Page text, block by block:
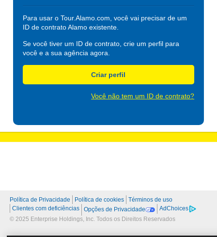
Para usar o Tour.Alamo.com, você vai precisar de um
ID de contrato Alamo existente.
Se você tiver um ID de contrato, crie um perfil para
você e a sua agência agora.
Criar perfil
Você não tem um ID de contrato?
Política de Privacidade Política de cookies
Términos de uso
Clientes com deficiências
Opções de Privacidade
AdChoices
© 2025 Enterprise Holdings, Inc. Todos os Direitos Reservados